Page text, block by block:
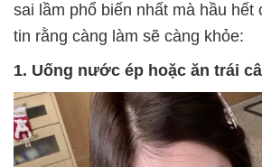
sai lầm phổ biến nhất mà hầu hết
tin rằng càng làm sẽ càng khỏe:
1. Uống nước ép hoặc ăn trái